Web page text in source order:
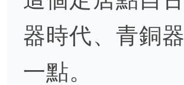
器時代、青銅
一點。